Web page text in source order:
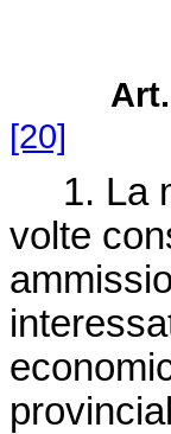
Art.
[20]
1. La
volte